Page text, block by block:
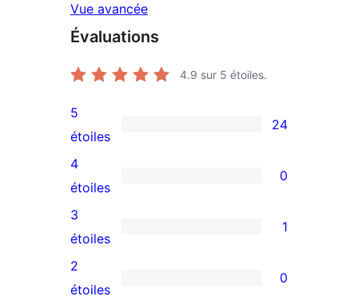
Vue avancée
Évaluations
4.9 sur 5 étoiles.
24
avis
à
5
étoiles
5
étoiles
24
0
avis
à
4
étoile
4
étoiles
0
1
avis
à
3
étoiles
1
0
2
étoiles
0